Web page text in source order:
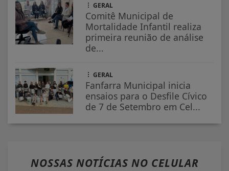
GERAL
Comitê Municipal de
Mortalidade Infantil realiza
primeira reunião de análise
de...
GERAL
Fanfarra Municipal inicia
ensaios para o Desfile Cívico
de 7 de Setembro em Cel...
NOSSAS NOTÍCIAS NO CELULAR